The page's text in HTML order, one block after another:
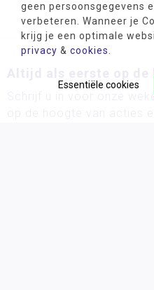
geen persoonsgegevens
verbeteren. Wanneer je
krijg je een optimale
privacy & cookies
Essentiële cookies
Altijd als eerste op
Schrijf u in voor onze